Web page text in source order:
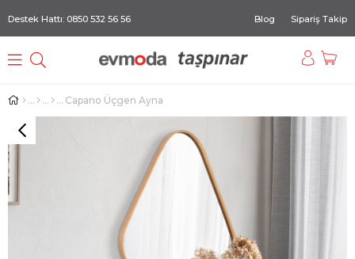
Destek Hattı: 0850 532 56 56 Blog Sipariş Takip
Capano Üçgen Ayna